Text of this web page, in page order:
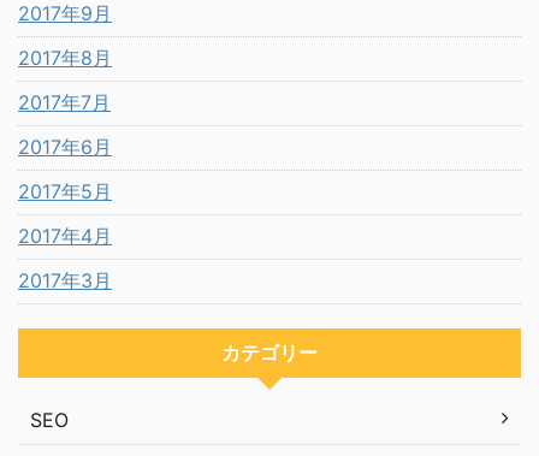
2017年9月
2017年8月
2017年7月
2017年6月
2017年5月
2017年4月
2017年3月
カテゴリー
SEO